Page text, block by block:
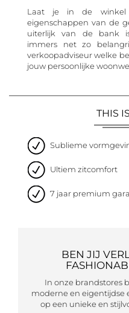
Laat je in de winkel
eigenschappen van de
uiterlijk van de bank
immers net zo
verkoopadviseur welke
jouw persoonlijke
THIS
Sublieme
Ultiem zitcomfort
7 jaar premium
BEN JIJ
In onze brandstores
moderne en eigentijdse
op een unieke en